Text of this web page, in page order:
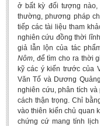
ở bất kỳ đối tượng nào,
thường, phương pháp
tiếp các tài liệu tham
nghiên cứu đồng thời
giả lẫn lộn của tác
Nôm, để tìm cho ra thời
kỹ các ý kiến trước của
Văn Tố và Dương
nghiên cứu, phân tích
cách thận trọng. Chỉ
vào thiên kiến chủ quan
chứng cứ mang tính